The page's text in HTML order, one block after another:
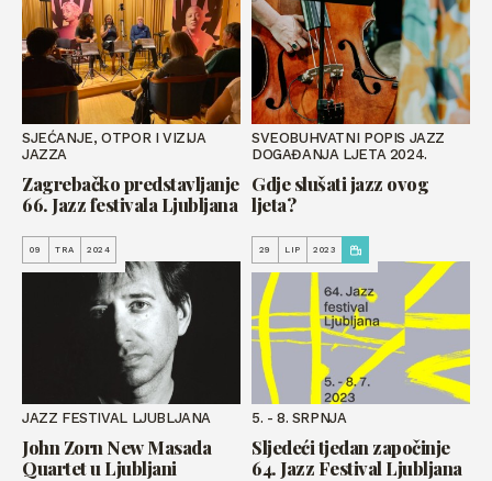
SJEĆANJE, OTPOR I VIZIJA
JAZZA
Zagrebačko predstavljanje
66. Jazz festivala Ljubljana
SVEOBUHVATNI POPIS JAZZ
DOGAĐANJA LJETA 2024.
Gdje slušati jazz ovog
ljeta?
09 TRA 2024
JAZZ FESTIVAL LJUBLJANA
John Zorn New Masada
Quartet u Ljubljani
29 LIP 2023
5. - 8. SRPNJA
Sljedeći tjedan započinje
64. Jazz Festival Ljubljana